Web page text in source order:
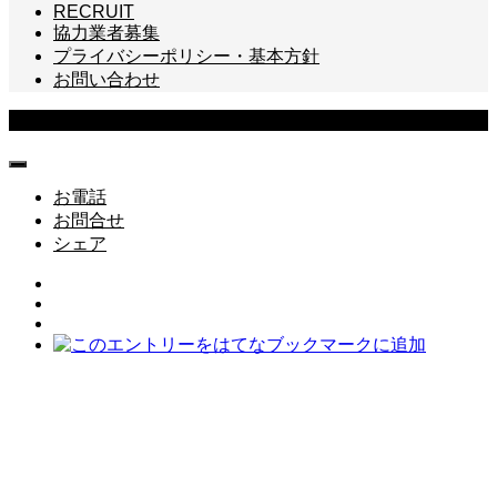
RECRUIT
協力業者募集
プライバシーポリシー・基本方針
お問い合わせ
お電話
お問合せ
シェア